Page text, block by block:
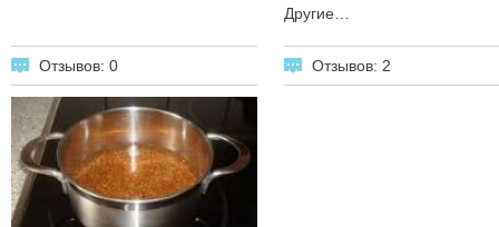
Отзывов: 0
Другие…
Отзывов: 2